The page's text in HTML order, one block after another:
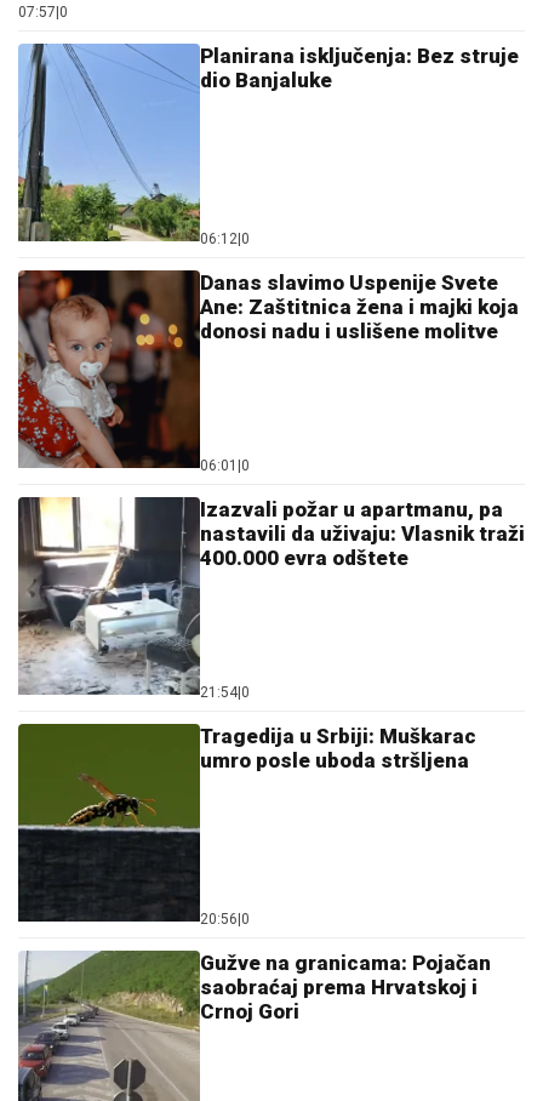
07:57|0
Planirana isključenja: Bez struje
dio Banjaluke
06:12|0
Danas slavimo Uspenije Svete
Ane: Zaštitnica žena i majki koja
donosi nadu i uslišene molitve
06:01 |0
Izazvali požar u apartmanu, pa
nastavili da uživaju: Vlasnik traži
400.000 evra odštete
21:54|0
Tragedija u Srbiji: Muškarac
umro posle uboda stršljena
20:56|0
Gužve na granicama: Pojačan
saobraćaj prema Hrvatskoj i
Crnoj Gori